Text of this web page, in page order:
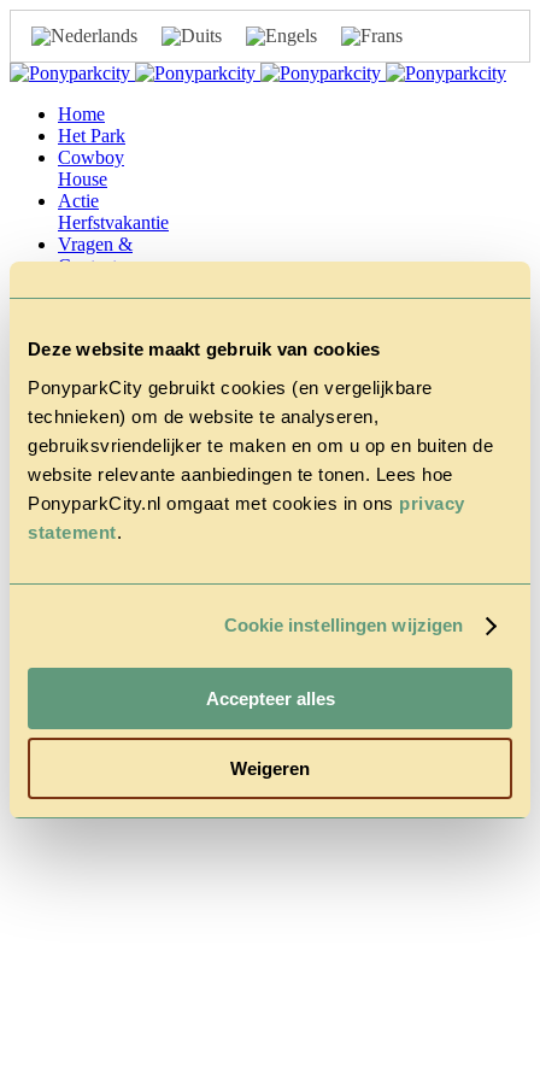
Deze website maakt gebruik van cookies
PonyparkCity gebruikt cookies (en vergelijkbare
technieken) om de website te analyseren,
gebruiksvriendelijker te maken en om u op en buiten de
website relevante aanbiedingen te tonen. Lees hoe
PonyparkCity.nl omgaat met cookies in ons privacy
statement.
Cookie instellingen wijzigen
Accepteer alles
Weigeren
Home
Het Park
Cowboy
House
Actie
Herfstvakantie
Vragen &
Contact
PonyparkCity_Greet
april 4, 2017 1:53 pm Gepubliceerd dooradmin
Follow us